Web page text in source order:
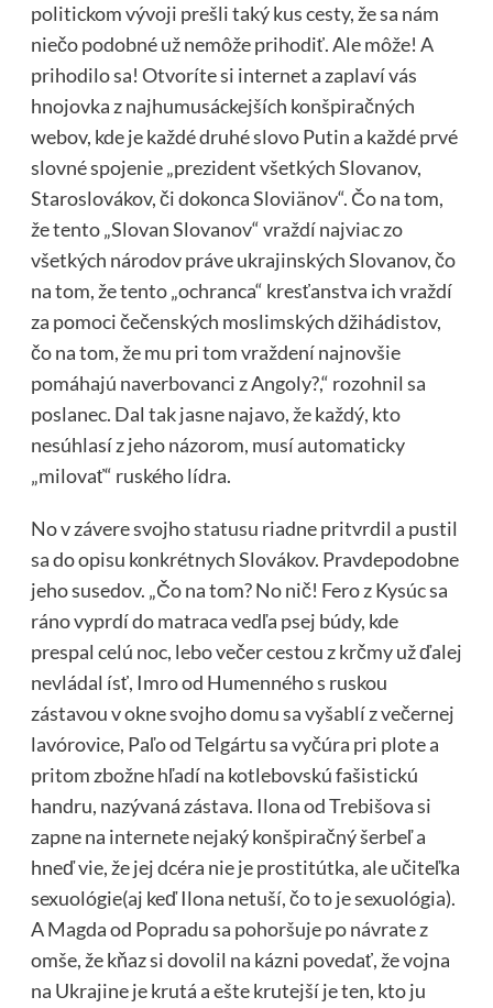
politickom vývoji prešli taký kus cesty, že sa nám
niečo podobné už nemôže prihodiť. Ale môže! A
prihodilo sa! Otvoríte si internet a zaplaví vás
hnojovka z najhumusáckejších konšpiračných
webov, kde je každé druhé slovo Putin a každé prvé
slovné spojenie „prezident všetkých Slovanov,
Staroslovákov, či dokonca Sloviänov“. Čo na tom,
že tento „Slovan Slovanov“ vraždí najviac zo
všetkých národov práve ukrajinských Slovanov, čo
na tom, že tento „ochranca“ kresťanstva ich vraždí
za pomoci čečenských moslimských džihádistov,
čo na tom, že mu pri tom vraždení najnovšie
pomáhajú naverbovanci z Angoly?,“ rozohnil sa
poslanec. Dal tak jasne najavo, že každý, kto
nesúhlasí z jeho názorom, musí automaticky
„milovať“ ruského lídra.
No v závere svojhostatusu riadne pritvrdil a pustil
sa do opisu konkrétnych Slovákov. Pravdepodobne
jeho susedov. „Čo na tom? No nič! Fero z Kysúc sa
ráno vyprdí do matraca vedľa psej búdy, kde
prespal celú noc, lebo večer cestou z krčmy už ďalej
nevládal ísť, Imro od Humenného s ruskou
zástavou v okne svojho domu sa vyšablí z večernej
lavórovice, Paľo od Telgártu sa vyčúra pri plote a
pritom zbožne hľadí na kotlebovskú fašistickú
handru, nazývaná zástava. Ilona od Trebišova si
zapne na internete nejaký konšpiračný šerbeľ a
hneď vie, že jej dcéra nie je prostitútka, ale učiteľka
sexuológie(aj keď Ilona netuší, čo to je sexuológia).
A Magda od Popradu sa pohoršuje po návrate z
omše, že kňaz si dovolil na kázni povedať, že vojna
na Ukrajine je krutá a ešte krutejší je ten, kto ju